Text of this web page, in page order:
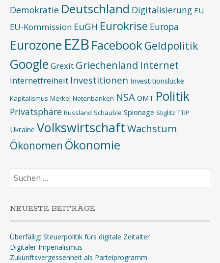
Demokratie Deutschland Digitalisierung EU
EU-Kommission EuGH Eurokrise Europa
Eurozone EZB FacebookGeldpolitik
Google Grexit Griechenland Internet
Internetfreiheit Investitionen Investitionslücke
Kapitalismus Merkel Notenbanken NSA OMT Politik
Privatsphäre Russland Schäuble Spionage Stiglitz TTIP
Ukraine VolkswirtschaftWachstum
Ökonomen Ökonomie
Suchen
nach:
NEUESTE BEITRÄGE
Überfällig: Steuerpolitik fürs digitale Zeitalter
Digitaler Imperialismus
Zukunftsvergessenheit als Parteiprogramm